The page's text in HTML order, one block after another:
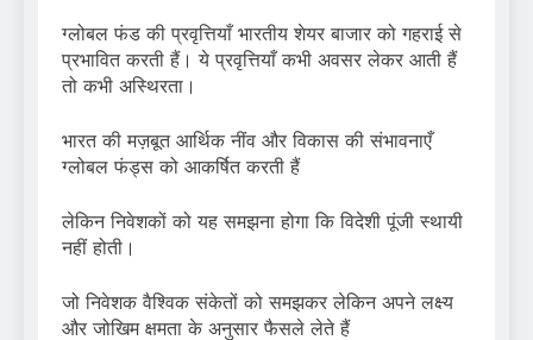
ग्लोबल फंड की प्रवृत्तियाँ भारतीय शेयर बाजार को गहराई से
प्रभावित करती हैं। ये प्रवृत्तियाँ कभी अवसर लेकर आती हैं
तो कभी अस्थिरता।
भारत की मज़बूत आर्थिक नींव और विकास की संभावनाएँ
ग्लोबल फंड्स को आकर्षित करती हैं
लेकिन निवेशकों को यह समझना होगा कि विदेशी पूंजी स्थायी
नहीं होती।
जो निवेशक वैश्विक संकेतों को समझकर लेकिन अपने लक्ष्य
और जोखिम क्षमता के अनुसार फैसले लेते हैं